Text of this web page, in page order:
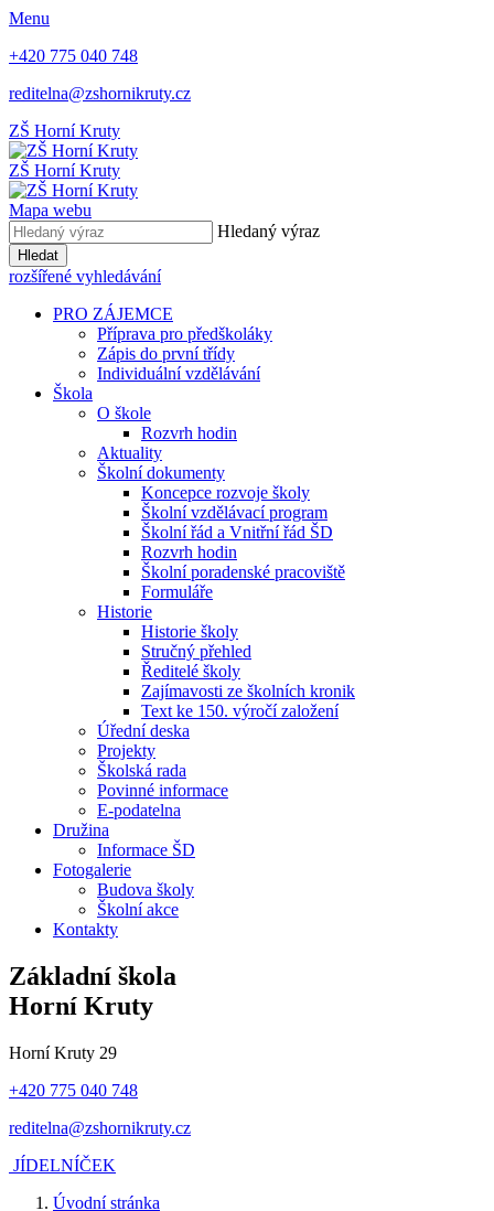
Menu
+420 775 040 748
reditelna@zshornikruty.cz
ZŠ Horní Kruty
ZŠ Horní Kruty
Mapa webu
Hledaný výraz
Hledat
rozšířené vyhledávání
PRO ZÁJEMCE
Příprava pro předškoláky
Zápis do první třídy
Individuální vzdělávání
Škola
O škole
Rozvrh hodin
Aktuality
Školní dokumenty
Koncepce rozvoje školy
Školní vzdělávací program
Školní řád a Vnitřní řád ŠD
Rozvrh hodin
Školní poradenské pracoviště
Formuláře
Historie
Historie školy
Stručný přehled
Ředitelé školy
Zajímavosti ze školních kronik
Text ke 150. výročí založení
Úřední deska
Projekty
Školská rada
Povinné informace
E-podatelna
Družina
Informace ŠD
Fotogalerie
Budova školy
Školní akce
Kontakty
Základní škola
Horní Kruty
Horní Kruty 29
+420 775 040 748
reditelna@zshornikruty.cz
JÍDELNÍČEK
Úvodní stránka